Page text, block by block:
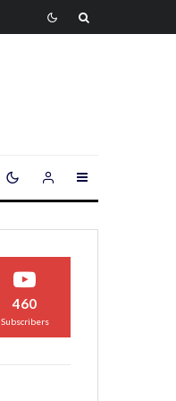
460
Subscribers